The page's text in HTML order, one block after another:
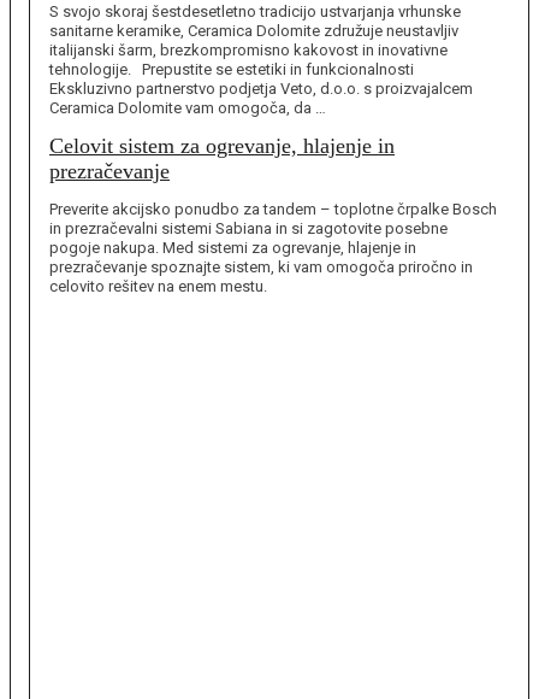
S svojo skoraj šestdesetletno tradicijo ustvarjanja vrhunske
sanitarne keramike, Ceramica Dolomite združuje neustavljiv
italijanski šarm, brezkompromisno kakovost in inovativne
tehnologije. Prepustite se estetiki in funkcionalnosti
Ekskluzivno partnerstvo podjetja Veto, d.o.o. s proizvajalcem
Ceramica Dolomite vam omogoča, da …
Celovit sistem za ogrevanje, hlajenje in
prezračevanje
Preverite akcijsko ponudbo za tandem – toplotne črpalke Bosch
in prezračevalni sistemi Sabiana in si zagotovite posebne
pogoje nakupa. Med sistemi za ogrevanje, hlajenje in
prezračevanje spoznajte sistem, ki vam omogoča priročno in
celovito rešitev na enem mestu.